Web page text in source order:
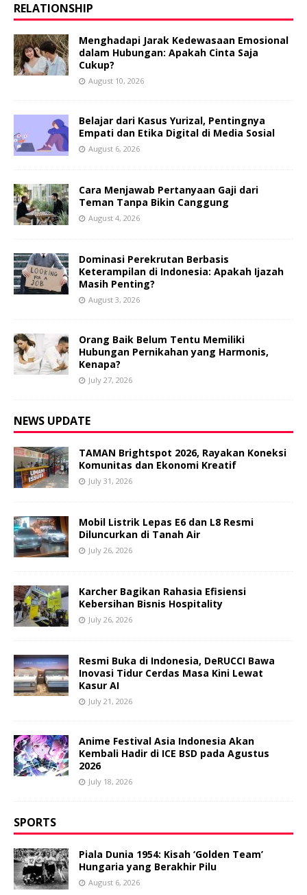
RELATIONSHIP
Menghadapi Jarak Kedewasaan Emosional
dalam Hubungan: Apakah Cinta Saja
Cukup?
August 10, 2026
Belajar dari Kasus Yurizal, Pentingnya
Empati dan Etika Digital di Media Sosial
August 6, 2026
Cara Menjawab Pertanyaan Gaji dari
Teman Tanpa Bikin Canggung
August 4, 2026
Dominasi Perekrutan Berbasis
Keterampilan di Indonesia: Apakah Ijazah
Masih Penting?
August 3, 2026
Orang Baik Belum Tentu Memiliki
Hubungan Pernikahan yang Harmonis,
Kenapa?
July 27, 2026
NEWS UPDATE
TAMAN Brightspot 2026, Rayakan Koneksi
Komunitas dan Ekonomi Kreatif
July 31, 2026
Mobil Listrik Lepas E6 dan L8 Resmi
Diluncurkan di Tanah Air
July 26, 2026
Karcher Bagikan Rahasia Efisiensi
Kebersihan Bisnis Hospitality
July 26, 2026
Resmi Buka di Indonesia, DeRUCCI Bawa
Inovasi Tidur Cerdas Masa Kini Lewat
Kasur AI
July 21, 2026
Anime Festival Asia Indonesia Akan
Kembali Hadir di ICE BSD pada Agustus
2026
July 18, 2026
SPORTS
Piala Dunia 1954: Kisah ‘Golden Team’
Hungaria yang Berakhir Pilu
August 6, 2026